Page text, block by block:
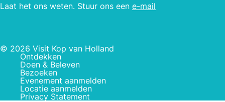
Laat het ons weten. Stuur ons een e-mail
© 2026 Visit Kop van Holland
Ontdekken
Doen & Beleven
Bezoeken
Evenement aanmelden
Locatie aanmelden
Privacy Statement